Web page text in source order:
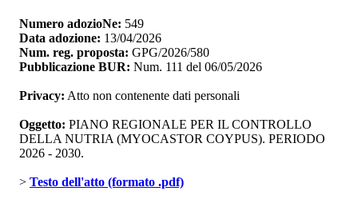
Numero adozioNe: 549
Data adozione: 13/04/2026
Num. reg. proposta: GPG/2026/580
Pubblicazione BUR: Num. 111 del 06/05/2026
Privacy: Atto non contenente dati personali
Oggetto: PIANO REGIONALE PER IL CONTROLLO
DELLA NUTRIA (MYOCASTOR COYPUS). PERIODO
2026 - 2030.
> Testo dell'atto (formato .pdf)